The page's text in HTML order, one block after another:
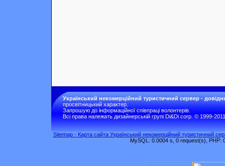
Український некомерційний туристичний сервер -
просвітницький характер.
Запрошую до інформаційної співпраці волонтерів.
Всі права належать дизайнерській групі Di&Di corp. © 1999-2011
Sitemap - Карта сайта Український некомерційний туристичний
MySQL: 0.0004 s, 0 request(s), PHP: